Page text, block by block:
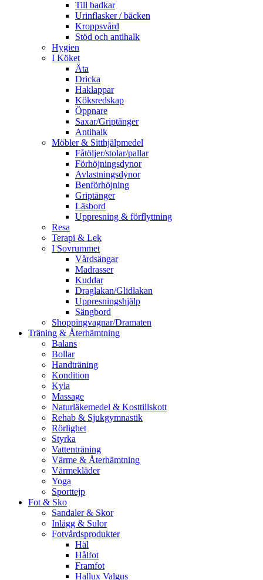
Till badkar
Urinflasker / bäcken
Kroppsvård
Stöd och antihalk
Hygien
I Köket
Äta
Dricka
Haklappar
Köksredskap
Öppnare
Saxar/Griptänger
Antihalk
Möbler & Sitthjälpmedel
Fåtöljer/stolar/pallar
Förhöjningsdynor
Avlastningsdynor
Benförhöjning
Griptänger
Läsbord
Uppresning & förflyttning
Resa
Terapi & Lek
I Sovrummet
Vårdsängar
Madrasser
Kuddar
Draglakan/Glidlakan
Uppresningshjälp
Sängbord
Shoppingvagnar/Dramaten
Träning & Återhämtning
Balans
Bollar
Handträning
Kondition
Kyla
Massage
Naturläkemedel & Kosttillskott
Rehab & Sjukgymnastik
Rörlighet
Styrka
Vattenträning
Värme & Återhämtning
Värmekläder
Yoga
Sporttejp
Fot & Sko
Sandaler & Skor
Inlägg & Sulor
Fotvårdsprodukter
Häl
Hålfot
Framfot
Hallux Valgus